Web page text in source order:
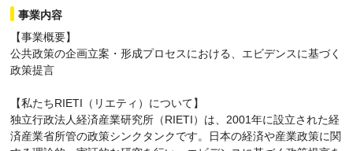
事業内容
【事業概要】
公共政策の企画立案・形成プロセスにおける、エビデンスに基づく
政策提言
【私たちRIETI（リエティ）について】
独立行政法人経済産業研究所（RIETI）は、2001年に設立された経
済産業省所管の政策シンクタンクです。日本の経済や産業政策に関